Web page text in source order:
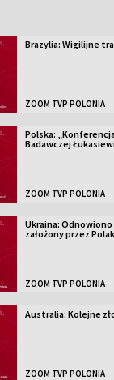
Brazylia: Wigilijne
ZOOM TVP POLONIA
Polska:
Badawczej
ZOOM TVP POLONIA
Ukraina:
założony przez
ZOOM TVP POLONIA
Australia: Kolejne
ZOOM TVP POLONIA